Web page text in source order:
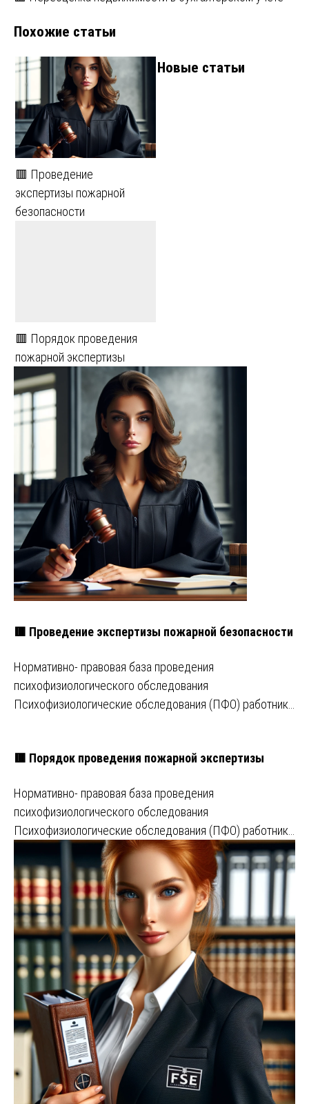
записям
Похожие статьи
🟥 Проведение
экспертизы пожарной
безопасности
🟥 Порядок проведения
пожарной экспертизы
Новые статьи
🟥 Проведение экспертизы пожарной безопасности
Нормативно- правовая база проведения
психофизиологического обследования
Психофизиологические обследования (ПФО) работник…
🟥 Порядок проведения пожарной экспертизы
Нормативно- правовая база проведения
психофизиологического обследования
Психофизиологические обследования (ПФО) работник…